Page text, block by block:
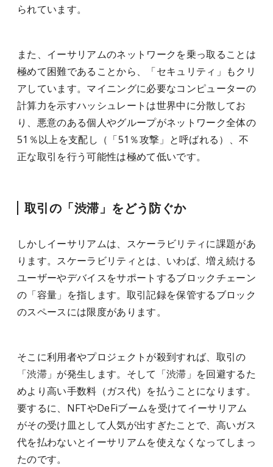
られています。
また、イーサリアムのネットワークを乗っ取ることは
極めて困難であることから、「セキュリティ」もクリ
アしています。マイニングに必要なコンピューターの
計算力を示すハッシュレートは世界中に分散してお
り、悪意のある個人やグループがネットワーク全体の
51％以上を支配し（「51％攻撃」と呼ばれる）、不
正な取引を行う可能性は極めて低いです。
取引の「渋滞」をどう防ぐか
しかしイーサリアムは、スケーラビリティに課題があ
ります。スケーラビリティとは、いわば、増え続ける
ユーザーやデバイスをサポートするブロックチェーン
の「容量」を指します。取引記録を保管するブロック
のスペースには限度があります。
そこに利用者やプロジェクトが殺到すれば、取引の
「渋滞」が発生します。そして「渋滞」を回避するた
めより高い手数料（ガス代）を払うことになります。
要するに、NFTやDeFiブームを受けてイーサリアム
がその受け皿として人気が出すぎたことで、高いガス
代を払わないとイーサリアムを使えなくなってしまっ
たのです。